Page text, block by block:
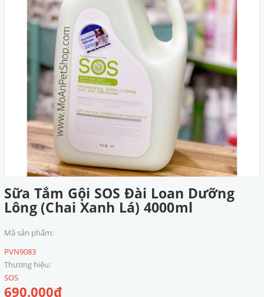
Sữa Tắm Gội SOS Đài Loan Dưỡng
Lông (Chai Xanh Lá) 4000ml
Mã sản phẩm:
PVN9083
Thương hiệu:
SOS
690.000₫